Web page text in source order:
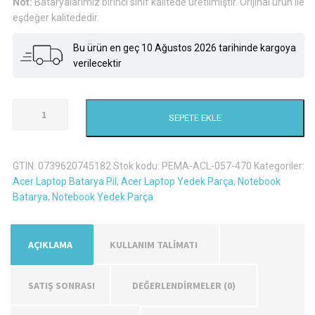
eşdeğer kalitededir.
Bu ürün en geç 10 Ağustos 2026 tarihinde kargoya
verilecektir
Emachines
Laptop
Batarya
Pil
SEPETE EKLE
GTIN: 0739620745182 Stok kodu: PEMA-ACL-057-470 Kategoriler:
Acer Laptop Batarya Pil , Acer Laptop Yedek Parça, Notebook
Batarya, Notebook Yedek Parça
AÇIKLAMA KULLANIM TALİMATI
SATIŞ SONRASI DEĞERLENDIRMELER (0)